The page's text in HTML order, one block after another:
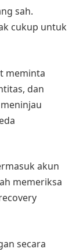
sah.
cukup untuk
meminta
dan
akun
memeriksa
secara